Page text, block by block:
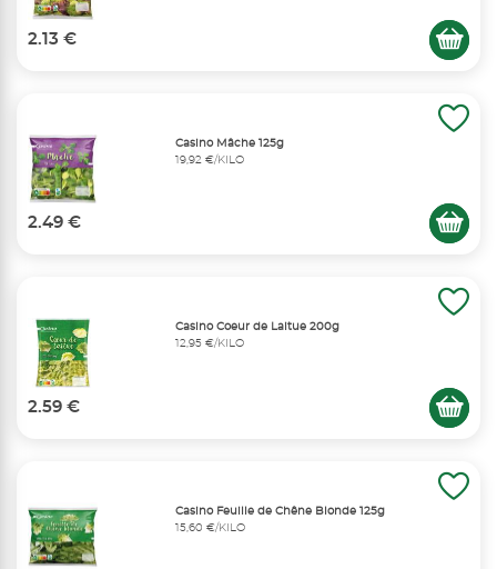
2.13 €
Casino Mâche 125g
19,92 €/KILO
2.49 €
Casino Coeur de Laitue 200g
12,95 €/KILO
2.59 €
Casino Feuille de Chêne Blonde 125g
15,60 €/KILO